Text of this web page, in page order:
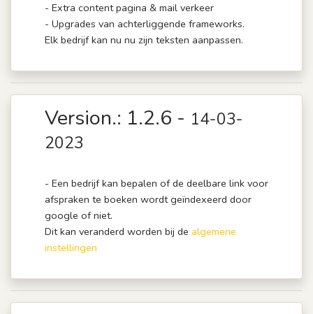
- Extra content pagina & mail verkeer
- Upgrades van achterliggende frameworks.
Elk bedrijf kan nu nu zijn teksten aanpassen.
Version.: 1.2.6 - 14-03-
2023
- Een bedrijf kan bepalen of de deelbare link voor
afspraken te boeken wordt geïndexeerd door
google of niet.
Dit kan veranderd worden bij de algemene
instellingen